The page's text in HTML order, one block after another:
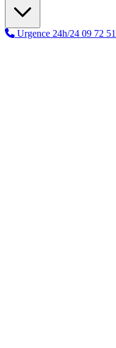
Urgence 24h/24 09 72